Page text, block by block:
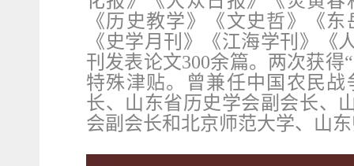
《历史教学》《文史哲》《
《史学月刊》《江海学刊》《
刊发表论文300余篇。两次获得
特殊津贴。曾兼任中国农民
长、山东省历史学会副会长、
会副会长和北京师范大学、山